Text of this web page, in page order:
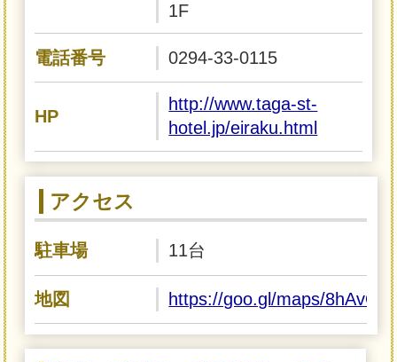
1F
電話番号 0294-33-0115
HP
http://www.taga-st-
hotel.jp/eiraku.html
アクセス
駐車場 11台
地図 https://goo.gl/maps/